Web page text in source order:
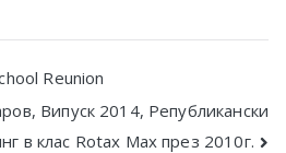
Reunion
Випуск 2014, Републикански
в клас Rotax Max през 2010г.